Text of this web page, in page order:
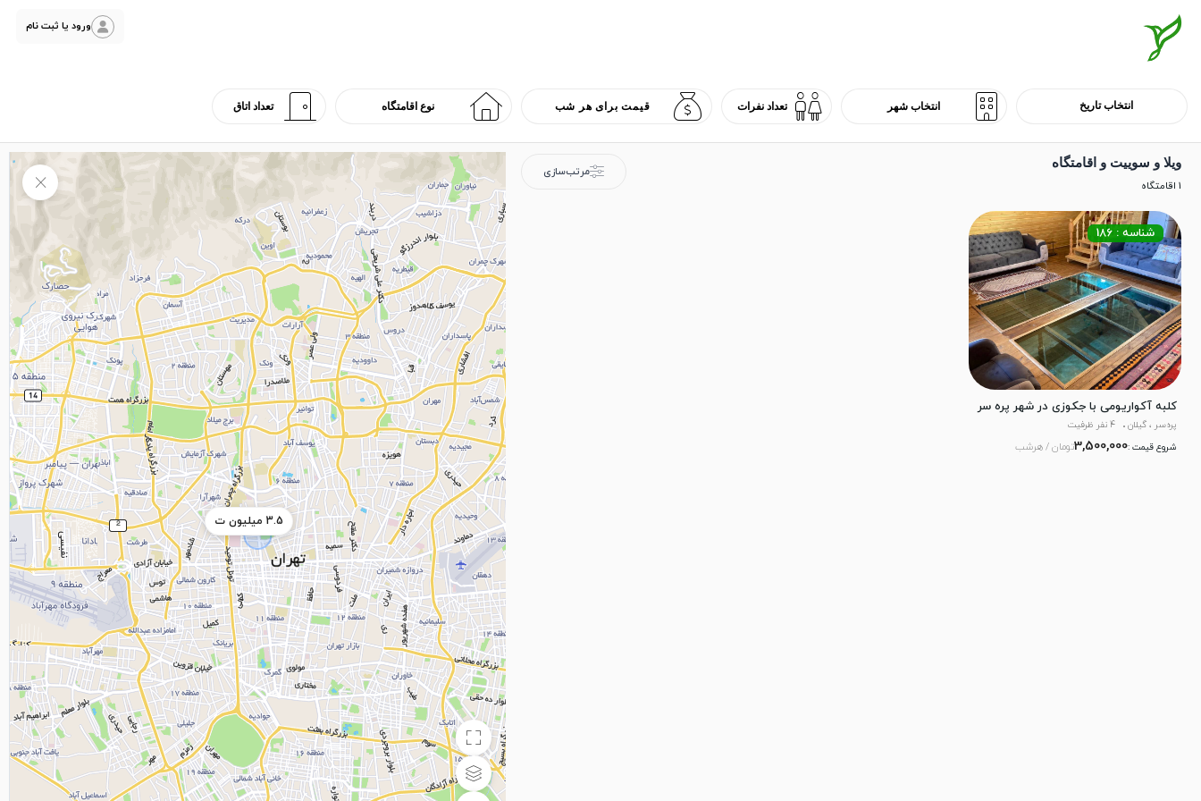
ورود یا ثبت نام
3.5 میلیون ت
ویلا و سوییت و اقامتگاه
1 اقامتگاه
مرتب‌سازی
کلبه آکواریومی با جکوزی در شهر پره سر
شناسه : 186
پره‌سر ، گیلان
4 نفر ظرفیت
شروع قیمت :3,500,000تومان / هرشب